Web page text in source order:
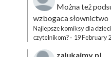
Można też
wzbogaca słownictwo
Najlepsze komiksy dla
czytelnikom? · 19 February
zalukajmy.pl